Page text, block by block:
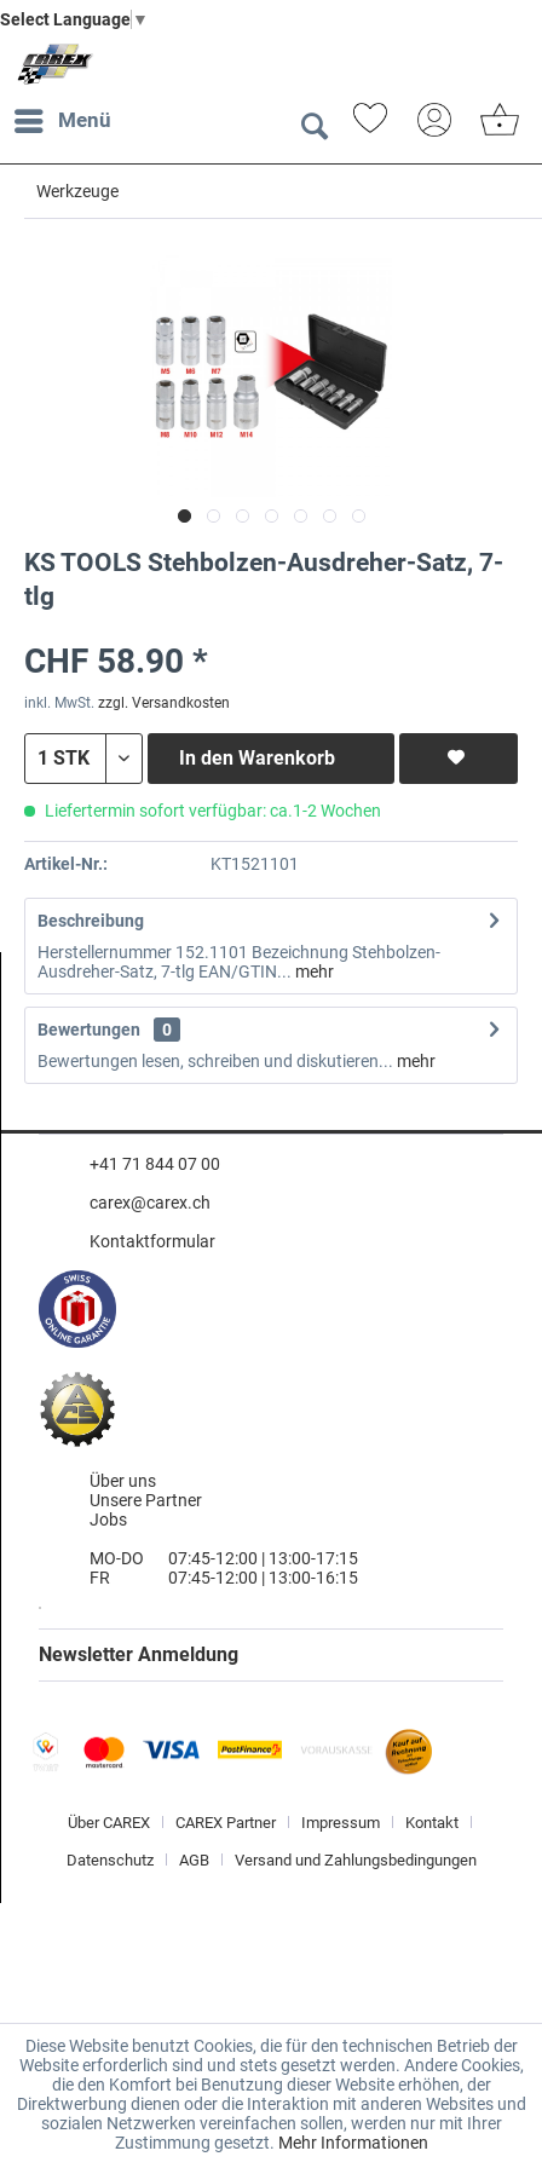
Select Language ▼
Menü
Werkzeuge
KS TOOLS Stehbolzen-Ausdreher-Satz, 7-
tlg
CHF 58.90 *
inkl. MwSt. zzgl. Versandkosten
In den Warenkorb
Liefertermin sofort verfügbar: ca.1-2 Wochen
Artikel-Nr.: KT1521101
Beschreibung
Herstellernummer 152.1101 Bezeichnung Stehbolzen-
Ausdreher-Satz, 7-tlg EAN/GTIN... mehr
Bewertungen
0
Bewertungen lesen, schreiben und diskutieren... mehr
+41 71 844 07 00
carex@carex.ch
Kontaktformular
Über uns
Unsere Partner
Jobs
MO-DO
FR
07:45-12:00 | 13:00-17:15
07:45-12:00 | 13:00-16:15
Newsletter Anmeldung
Über CAREX CAREX Partner Impressum Kontakt
Datenschutz AGB Versand und Zahlungsbedingungen
Diese Website benutzt Cookies, die für den technischen Betrieb der
Website erforderlich sind und stets gesetzt werden. Andere Cookies,
die den Komfort bei Benutzung dieser Website erhöhen, der
Direktwerbung dienen oder die Interaktion mit anderen Websites und
sozialen Netzwerken vereinfachen sollen, werden nur mit Ihrer
Zustimmung gesetzt. Mehr Informationen